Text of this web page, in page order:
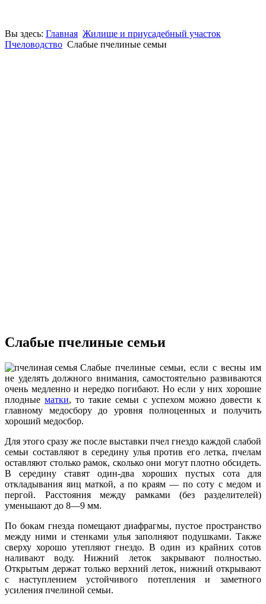
Вы здесь: Главная Жилище и приусадебный участок
Пчеловодство Cлабые пчелиные семьи
Cлабые пчелиные семьи
Cлабые пчелиные семьи, если с весны им
не уделять должного внимания, самостоятельно развиваются
очень медленно и нередко погибают. Но если у них хорошие
плодные матки, то такие семьи с успехом можно довести к
главному медосбору до уровня полноценных и получить
хороший медосбор.
Для этого сразу же после выставки пчел гнездо каждой слабой
семьи составляют в середину улья против его летка, пчелам
оставляют столько рамок, сколько они могут плотно обсидеть.
В середину ставят один-два хороших пустых сота для
откладывания яиц маткой, а по краям — по соту с медом и
пергой. Расстояния между рамками (без разделителей)
уменьшают до 8—9 мм.
По бокам гнезда помещают диафрагмы, пустое пространство
между ними и стенками улья заполняют подушками. Также
сверху хорошо утепляют гнездо. В один из крайних сотов
наливают воду. Нижний леток закрывают полностью.
Открытым держат только верхний леток, нижний открывают
с наступлением устойчивого потепления и заметного
усиления пчелиной семьи.